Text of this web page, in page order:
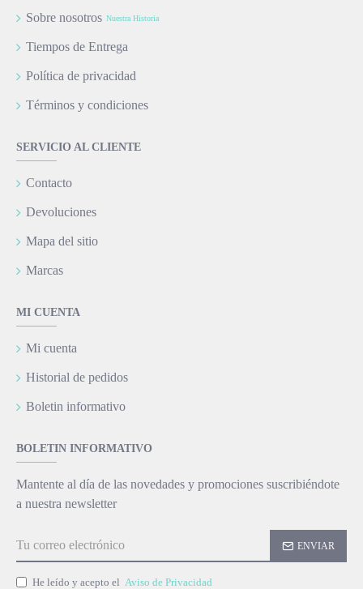
Sobre nosotros Nuestra Historia
Tiempos de Entrega
Política de privacidad
Términos y condiciones
SERVICIO AL CLIENTE
Contacto
Devoluciones
Mapa del sitio
Marcas
MI CUENTA
Mi cuenta
Historial de pedidos
Boletin informativo
BOLETIN INFORMATIVO
Mantente al día de las novedades y promociones suscribiéndote
a nuestra newsletter
ENVIAR
He leído y acepto el Aviso de Privacidad